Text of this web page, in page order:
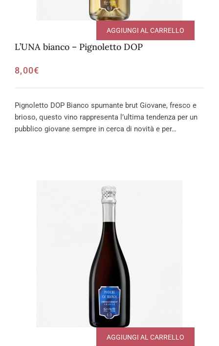
L’UNA bianco – Pignoletto DOP
8,00€
AGGIUNGI AL CARRELLO
Pignoletto DOP Bianco spumante brut Giovane, fresco e
brioso, questo vino rappresenta l’ultima tendenza per un
pubblico giovane sempre in cerca di novità e per…
AGGIUNGI AL CARRELLO